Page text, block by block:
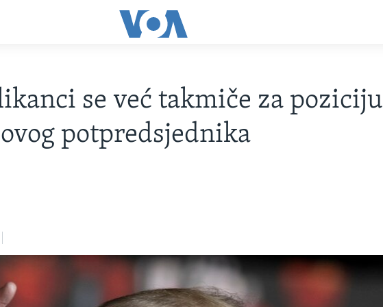
se već takmiče za poziciju
potpredsjednika